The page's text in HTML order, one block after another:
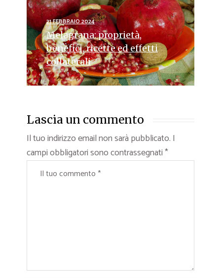
21 FEBBRAIO 2024
Melagrana: proprietà,
benefici, ricette ed effetti
collaterali
Lascia un commento
Il tuo indirizzo email non sarà pubblicato. I
campi obbligatori sono contrassegnati*